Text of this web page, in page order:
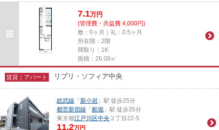
っておりますので、きっとお...
7.1万円
(管理費・共益費 4,000円)
敷：0ヶ月｜礼：0.5ヶ月
所在階：2階
間取り：1K
面積：26.08㎡
賃貸｜アパート リブリ・ソフィア中央
総武線 「 新小岩 」駅 徒歩25分
都営新宿線 「 船堀 」駅 徒歩35分
東京都江戸川区中央 ２丁目22-5
11.2万円